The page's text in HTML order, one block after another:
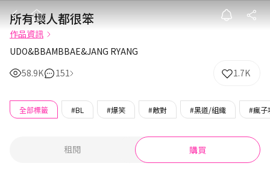
所有壞人都很笨
所有壞人都很笨
作品資訊
UDO&BBAMBBAE&JANG RYANG
58.9K
151 1.7K
全部標籤 #BL #爆笑 #敵對 #黑道/組織 #瘋子
租閱 購買